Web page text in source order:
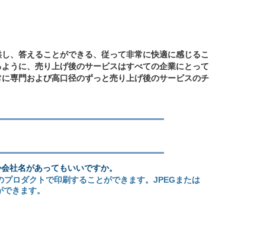
、答えることができる、従って非常に快適に感じるこ
うに、売り上げ後のサービスはすべての企業にとって
専門および高口径のずっと売り上げ後のサービスのチ
社名があってもいいですか。
ロダクトで印刷することができます。JPEGまたは
きます。